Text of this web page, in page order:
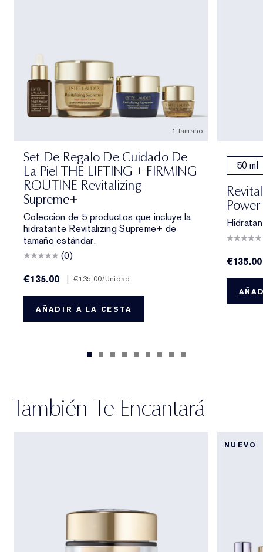
1 tamaño
Set De Regalo De Cuidado De
La Piel THE LIFTING + FIRMING
ROUTINE Revitalizing
Supreme+
Colección de 5 productos que incluye la
hidratante Revitalizing Supreme+ de
tamaño estándar.
(0)
€135.00
| €135.00/Unidad
AÑADIR A LA CESTA
50 ml
€135.00
También Te Encantará
NUEVO